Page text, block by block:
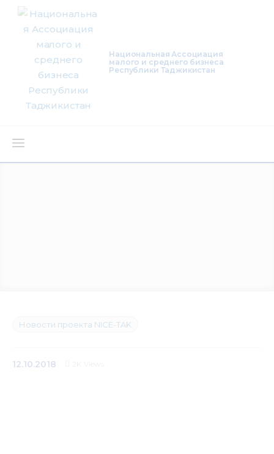
Национальная Ассоциация
малого и среднего бизнеса
Республики Таджикистан
О нас
Инфоресурсы
Новости проекта NICE-TAK
12.10.2018